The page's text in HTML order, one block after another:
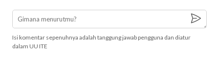
Isi komentar sepenuhnya adalah tanggung jawab pengguna dan diatur
dalam UU ITE